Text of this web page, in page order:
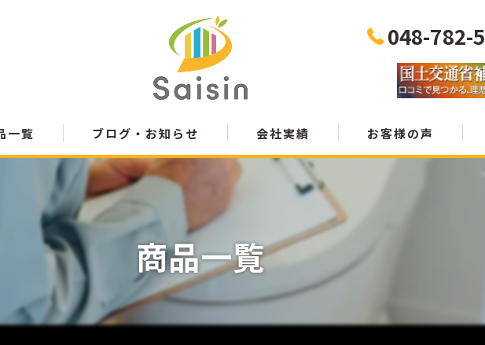
048-782-
一覧 ブログ・お知らせ 会社実績 お客様の声
商品一覧